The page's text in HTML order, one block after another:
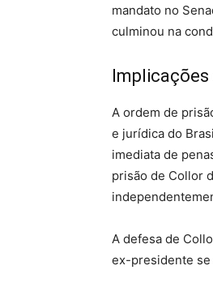
mandato no
culminou na
Implicações
A ordem de
e jurídica do
imediata de
prisão de Collor
A defesa de
ex-presidente se